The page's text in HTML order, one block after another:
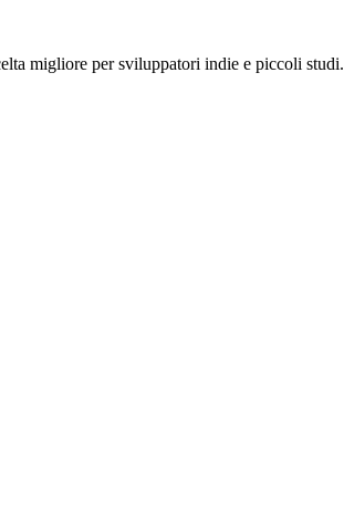
migliore per sviluppatori indie e piccoli studi.